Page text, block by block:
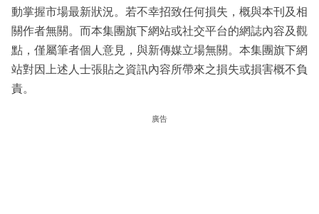
動掌握市場最新狀況。若不幸招致任何損失，概與本刊及相
關作者無關。而本集團旗下網站或社交平台的網誌內容及觀
點，僅屬筆者個人意見，與新傳媒立場無關。本集團旗下網
站對因上述人士張貼之資訊內容所帶來之損失或損害概不負
責。
廣告